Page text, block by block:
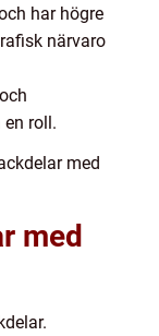
har högre
närvaro
roll.
med
med